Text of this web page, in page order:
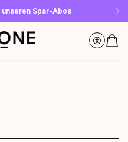
- nur solange der Vorrat reicht!
10 €-Gutschein sichern
unseren Spar-Abos